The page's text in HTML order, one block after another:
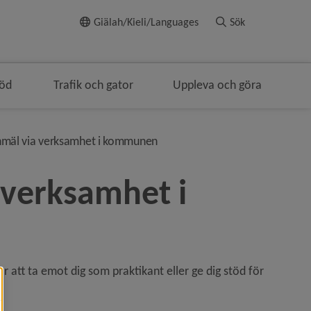
Till innehålletGiälah/Kieli/Languages Sök
Trafik och gator Uppleva och göra
via verksamhet i kommunennivå i brödsmulenavigeringen
i
att ta emot dig som praktikant eller ge dig stöd för